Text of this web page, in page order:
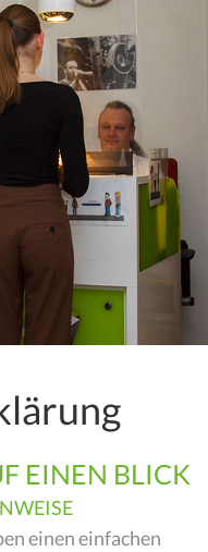
EINEN BLICK
einen einfachen